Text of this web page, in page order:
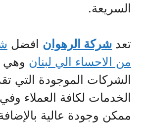
السريعة.
تعد شركة الرهوان افضل
من الاحساء الي لبنان وهي
الشركات الموجودة التي
الخدمات لكافة العملاء
ممكن وجودة عالية